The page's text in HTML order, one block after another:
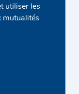
utiliser les
mutualités